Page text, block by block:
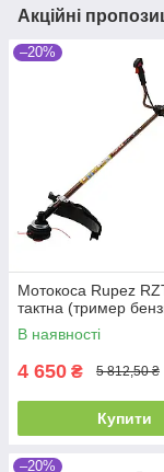
Акційні
–20%
Мотокоса Rupez
тактна (тример
В наявності
4 650 ₴ 5 812,50 ₴
Купити
–20%